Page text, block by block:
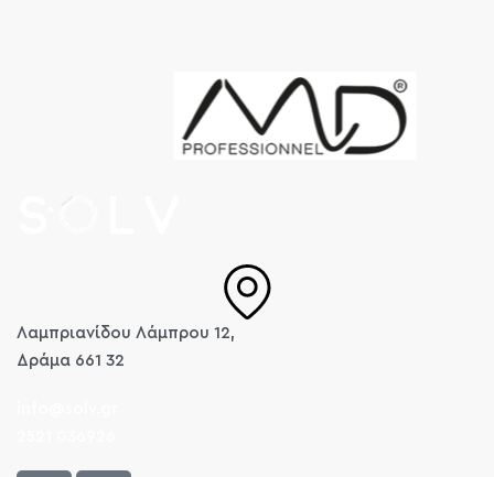
Λαμπριανίδου Λάμπρου 12,
Δράμα 661 32